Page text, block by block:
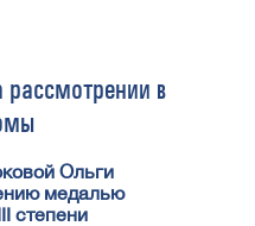
в
Ольги
медалью
степени